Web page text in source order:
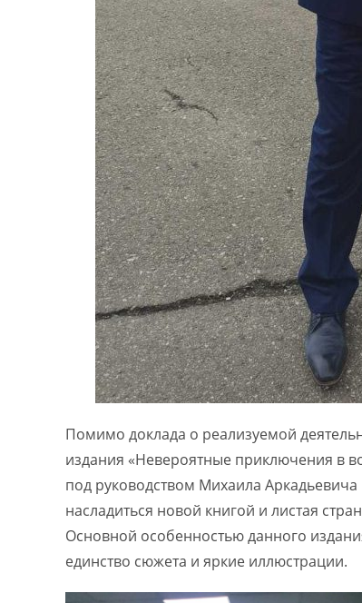
Помимо доклада о реализуемой
издания «Невероятные приключения в
под руководством Михаила
насладиться новой книгой и листая
Основной особенностью данного
единство сюжета и яркие иллюстрации.